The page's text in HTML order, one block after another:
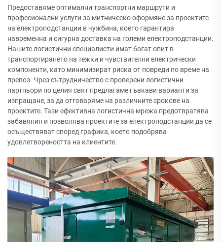
Предоставяме оптимални транспортни маршрути и
професионални услуги за митническо оформяне за проектите
на електроподстанции в чужбина, което гарантира
навременна и сигурна доставка на големи електроподстанции.
Нашите логистични специалисти имат богат опит в
транспортирането на тежки и чувствителни електрически
компоненти, като минимизират риска от повреди по време на
превоз. Чрез сътрудничество с проверени логистични
партньори по целия свят предлагаме гъвкави варианти за
изпращане, за да отговаряме на различните срокове на
проектите. Тази ефективна логистична мрежа предотвратява
забавяния и позволява проектите за електроподстанции да се
осъществяват според графика, което подобрява
удовлетвореността на клиентите.